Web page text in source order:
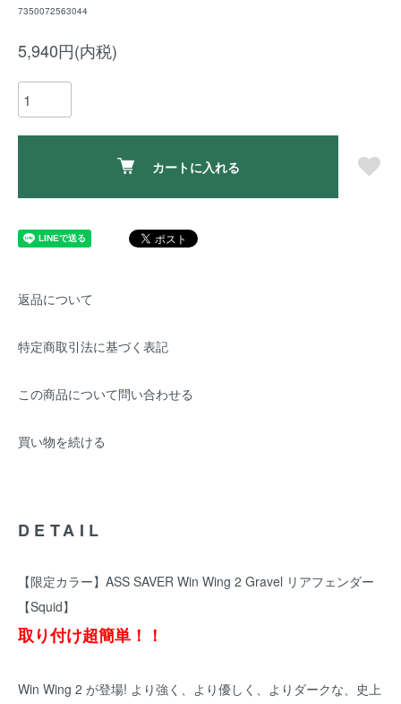
7350072563044
5,940円(内税)
カートに入れる
返品について
特定商取引法に基づく表記
この商品について問い合わせる
買い物を続ける
DETAIL
【限定カラー】ASS SAVER Win Wing 2 Gravel リアフェンダー
【Squid】
取り付け超簡単！！
Win Wing 2 が登場! より強く、より優しく、よりダークな、史上